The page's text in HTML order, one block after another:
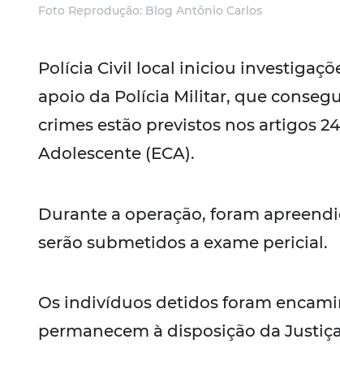
Foto Reprodução: Blog Antônio Carlos
Polícia Civil local iniciou
apoio da Polícia Militar, que
crimes estão previstos nos artigos
Adolescente (ECA).
Durante a operação, foram
serão submetidos a exame pericial.
Os indivíduos detidos foram
permanecem à disposição da